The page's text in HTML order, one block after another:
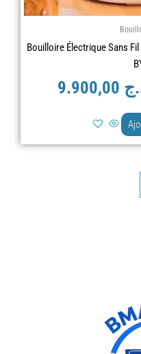
Bouilloire Électrique Sans